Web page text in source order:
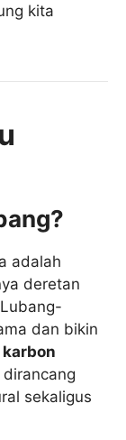
kita
adalah
deretan
dan bikin
karbon
sekaligus